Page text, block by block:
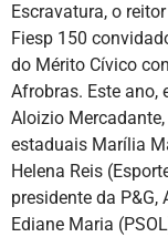
Escravatura, o
Fiesp 150
do Mérito Cívico
Afrobras. Este ano,
Aloizio
estaduais Marília
Helena Reis
presidente da P&G,
Ediane Maria